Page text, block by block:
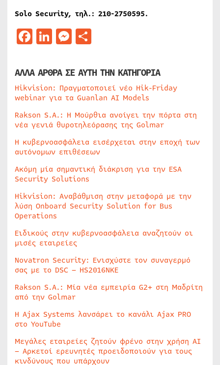
Solo Security, τηλ.: 210-2750595.
Facebook
LinkedIn
Messenger
ΑΛΛΑ ΑΡΘΡΑ ΣΕ ΑΥΤΗ ΤΗΝ ΚΑΤΗΓΟΡΙΑ
Hikvision: Πραγματοποιεί νέο Hik-Friday
webinar για τα Guanlan AI Models
Rakson S.A.: Η Μούρθια ανοίγει την πόρτα στη
νέα γενιά θυροτηλεόρασης της Golmar
Η κυβερνοασφάλεια εισέρχεται στην εποχή των
αυτόνομων επιθέσεων
Ακόμη μία σημαντική διάκριση για την ESA
Security Solutions
Hikvision: Αναβάθμιση στην μεταφορά με την
λύση Onboard Security Solution for Bus
Operations
Ειδικούς στην κυβερνοασφάλεια αναζητούν οι
μισές εταιρείες
Novatron Security: Ενισχύστε τον συναγερμό
σας με το DSC – HS2016NKE
Rakson S.A.: Μία νέα εμπειρία G2+ στη Μαδρίτη
από την Golmar
Η Ajax Systems λανσάρει το κανάλι Ajax PRO
στο YouTube
Μεγάλες εταιρείες ζητούν φρένο στην χρήση AI
– Αρκετοί ερευνητές προειδοποιούν για τους
κινδύνους που υπάρχουν